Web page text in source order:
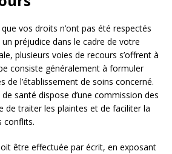
vos droits n’ont pas été respectés
préjudice dans le cadre de votre
plusieurs voies de recours s’offrent à
consiste généralement à formuler
de l’établissement de soins concerné.
santé dispose d’une commission des
de traiter les plaintes et de faciliter la
conflits.
être effectuée par écrit, en exposant